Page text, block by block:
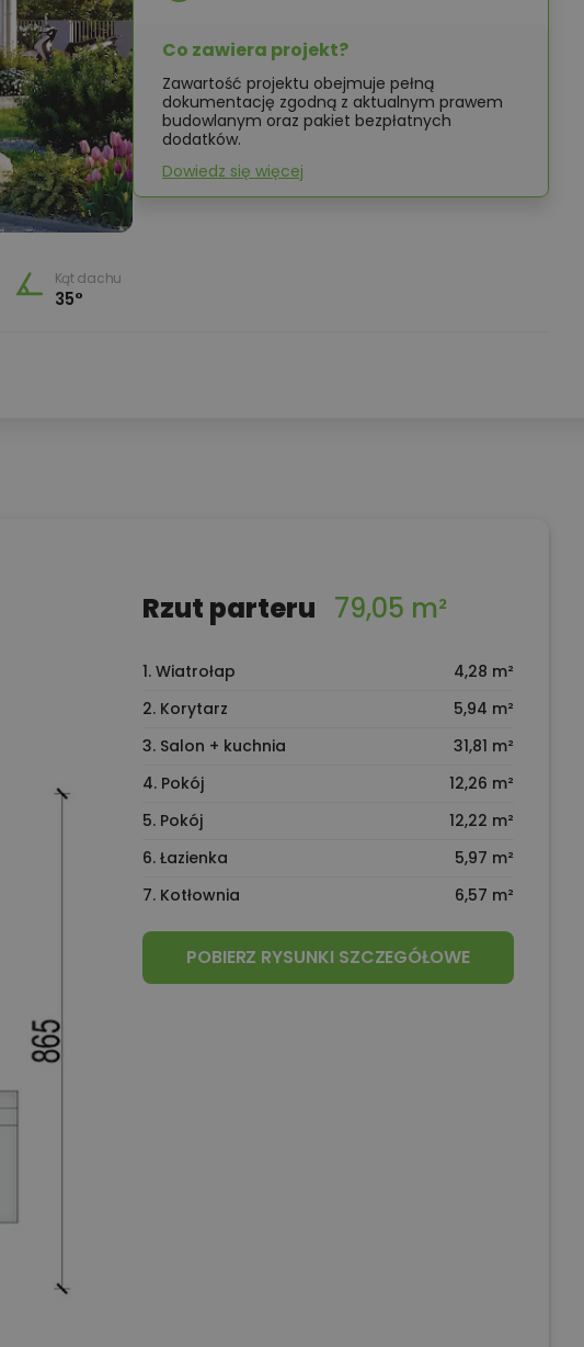
Kąt dachu
35°
Co zawiera projekt?
Zawartość projektu obejmuje pełną
dokumentację zgodną z aktualnym prawem
budowlanym oraz pakiet bezpłatnych
dodatków.
Dowiedz się więcej
Rzut parteru 79,05 m²
1. Wiatrołap
4,28 m²
2. Korytarz
5,94 m²
3. Salon + kuchnia
31,81 m²
4. Pokój
12,26 m²
5. Pokój
12,22 m²
6. Łazienka
5,97 m²
7. Kotłownia
6,57 m²
POBIERZ RYSUNKI SZCZEGÓŁOWE